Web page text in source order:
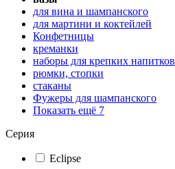
для вина и шампанского
для мартини и коктейлей
Конфетницы
креманки
наборы для крепких напитков
рюмки, стопки
стаканы
Фужеры для шампанского
Показать ещё 7
Серия
Eclipse